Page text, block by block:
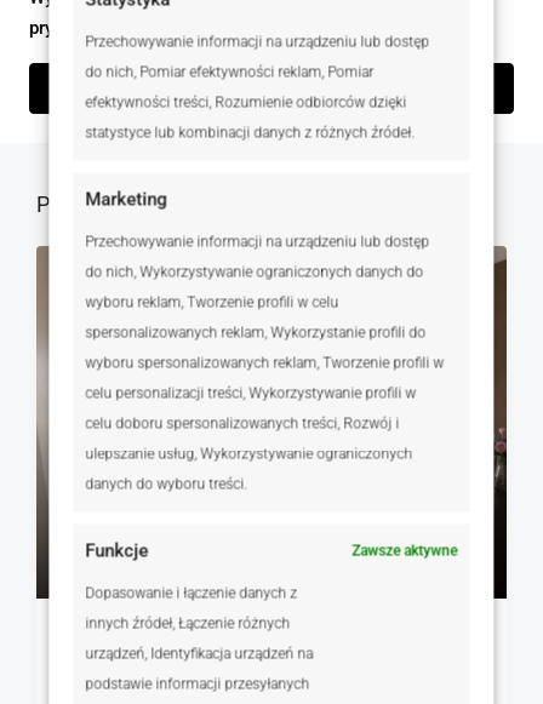
Przechowywanie informacji na urządzeniu lub dostęp
do nich, Pomiar efektywności reklam, Pomiar
efektywności treści, Rozumienie odbiorców dzięki
statystyce lub kombinacji danych z różnych źródeł.
Marketing
Przechowywanie informacji na urządzeniu lub dostęp
do nich, Wykorzystywanie ograniczonych danych do
wyboru reklam, Tworzenie profili w celu
spersonalizowanych reklam, Wykorzystanie profili do
wyboru spersonalizowanych reklam, Tworzenie profili w
celu personalizacji treści, Wykorzystywanie profili w
celu doboru spersonalizowanych treści, Rozwój i
ulepszanie usług, Wykorzystywanie ograniczonych
danych do wyboru treści.
Funkcje Zawsze aktywne
Dopasowanie i łączenie danych z
innych źródeł, Łączenie różnych
urządzeń, Identyfikacja urządzeń na
podstawie informacji przesyłanych
prywatności
Podobne oferty
NA SPRZEDAŻ RYNEK WTÓRNY
530 000 zł
2 pokojowe mieszkanie ul. Warszawska
Poznań, Polska